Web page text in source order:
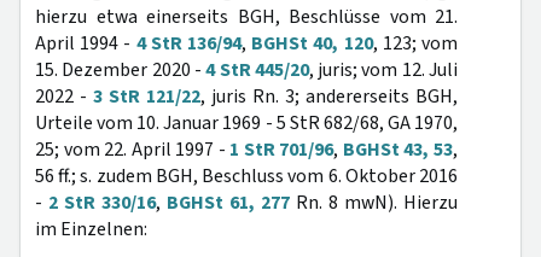
hierzu etwa einerseits BGH, Beschlüsse vom 21.
April 1994 - 4 StR 136/94, BGHSt 40, 120, 123; vom
15. Dezember 2020 -4 StR 445/20, juris; vom 12. Juli
2022 - 3 StR 121/22, juris Rn. 3; andererseits BGH,
Urteile vom 10. Januar 1969 - 5 StR 682/68, GA 1970,
25; vom 22. April 1997 - 1 StR 701/96, BGHSt 43, 53,
56 ff.; s. zudem BGH, Beschluss vom 6. Oktober 2016
- 2 StR 330/16, BGHSt 61, 277 Rn. 8 mwN). Hierzu
im Einzelnen: